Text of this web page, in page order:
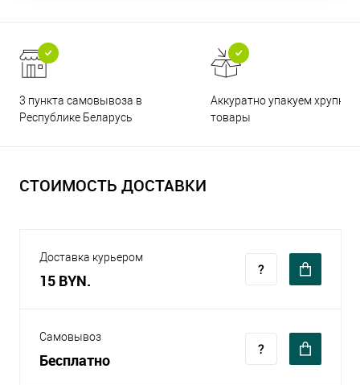
3 пункта самовывоза в
Республике Беларусь
Аккуратно упакуем хрупкие
товары
СТОИМОСТЬ ДОСТАВКИ
Доставка курьером
15 BYN.
Самовывоз
Бесплатно